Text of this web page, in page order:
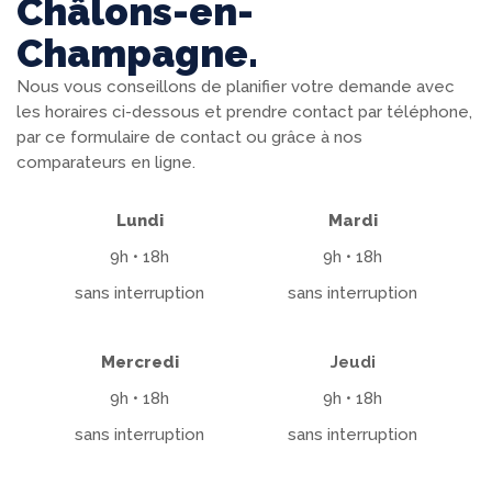
Châlons-en-
Champagne.
Nous vous conseillons de planifier votre demande avec
les horaires ci-dessous et prendre contact par téléphone,
par ce formulaire de contact ou grâce à nos
comparateurs en ligne.
Lundi
9h • 18h
sans interruption
Mardi
9h • 18h
sans interruption
Mercredi
9h • 18h
sans interruption
Jeudi
9h • 18h
sans interruption